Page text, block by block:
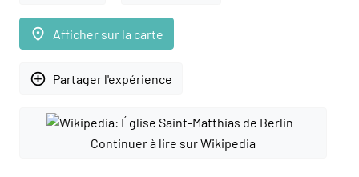
place Afficher sur la carte
add_circle_outline Partager l'expérience
Continuer à lire sur Wikipedia